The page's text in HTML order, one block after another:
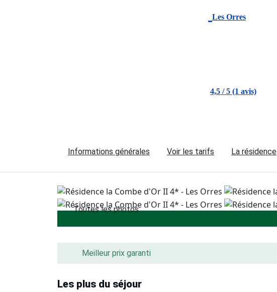
Les Orres
4,5 / 5 (1 avis)
Informations générales Voir les tarifs La résidence
Toutes les photos
Meilleur prix garanti
Les plus du séjour